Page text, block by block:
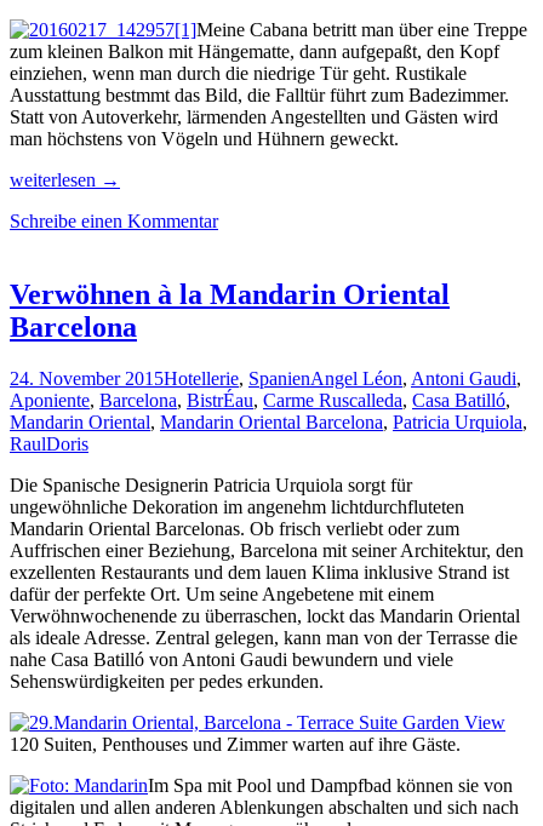
Meine Cabana betritt man über eine Treppe
zum kleinen Balkon mit Hängematte, dann aufgepaßt, den Kopf
einziehen, wenn man durch die niedrige Tür geht. Rustikale
Ausstattung bestmmt das Bild, die Falltür führt zum Badezimmer.
Statt von Autoverkehr, lärmenden Angestellten und Gästen wird
man höchstens von Vögeln und Hühnern geweckt.
Eine
in
die
Eco
Finca
Maco
in
Kolumbiens
St.
weiterlesen →
Schreibe einen Kommentar
Verwöhnen à la Mandarin Oriental
Barcelona
24. November 2015Hotellerie, SpanienAngel Léon, Antoni Gaudi,
Aponiente, Barcelona, BistrÉau, Carme Ruscalleda, Casa Batilló,
Mandarin Oriental, Mandarin Oriental Barcelona, Patricia Urquiola,
RaulDoris
Die Spanische Designerin Patricia Urquiola sorgt für
ungewöhnliche Dekoration im angenehm lichtdurchfluteten
Mandarin Oriental Barcelonas. Ob frisch verliebt oder zum
Auffrischen einer Beziehung, Barcelona mit seiner Architektur, den
exzellenten Restaurants und dem lauen Klima inklusive Strand ist
dafür der perfekte Ort. Um seine Angebetene mit einem
Verwöhnwochenende zu überraschen, lockt das Mandarin Oriental
als ideale Adresse. Zentral gelegen, kann man von der Terrasse die
nahe Casa Batilló von Antoni Gaudi bewundern und viele
Sehenswürdigkeiten per pedes erkunden.
120 Suiten, Penthouses und Zimmer warten auf ihre Gäste.
Im Spa mit Pool und Dampfbad können sie von
digitalen und allen anderen Ablenkungen abschalten und sich nach